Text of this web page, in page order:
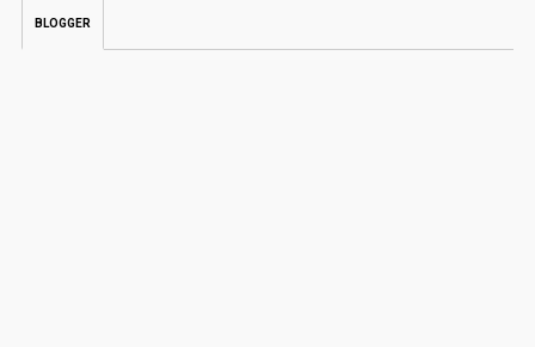
BLOGGER